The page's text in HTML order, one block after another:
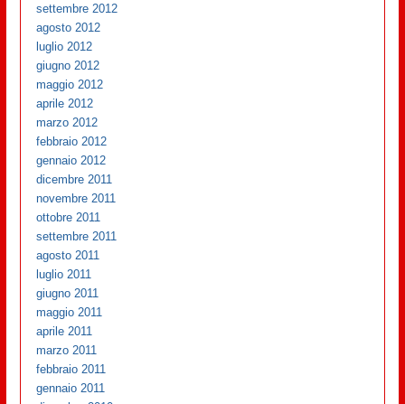
settembre 2012
agosto 2012
luglio 2012
giugno 2012
maggio 2012
aprile 2012
marzo 2012
febbraio 2012
gennaio 2012
dicembre 2011
novembre 2011
ottobre 2011
settembre 2011
agosto 2011
luglio 2011
giugno 2011
maggio 2011
aprile 2011
marzo 2011
febbraio 2011
gennaio 2011